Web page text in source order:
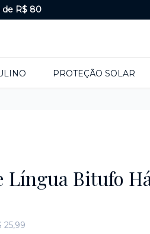
de R$ 80
PROTEÇÃO SOLAR
Língua Bitufo
25,99